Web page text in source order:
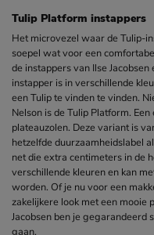
Tulip Platform instappers
Het microvezel waar de Tulip-
soepel wat voor een
de instappers van Ilse
instapper is in verschillende
een Tulip te vinden te vinden.
Nelson is de Tulip Platform.
plateauzolen. Deze variant is
hetzelfde duurzaamheidslabel
net die extra centimeters in de
verschillende kleuren en kan
worden. Of je nu voor een
zakelijkere look met een mooie
Jacobsen ben je gegarandeerd
gaan.